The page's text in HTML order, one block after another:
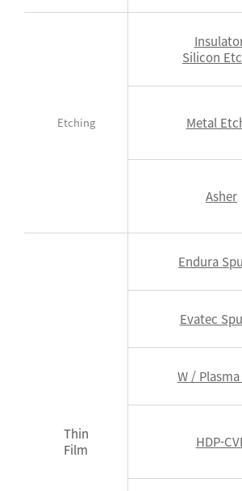
Etching
Silicon
Metal
Asher
Thin
Film
Endura
Evatec
W / Plasma
HDP-